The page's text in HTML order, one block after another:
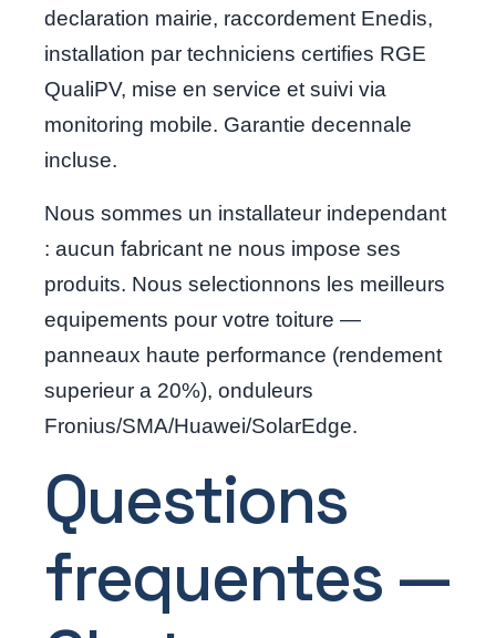
declaration mairie, raccordement Enedis,
installation par techniciens certifies RGE
QualiPV, mise en service et suivi via
monitoring mobile. Garantie decennale
incluse.
Nous sommes un installateur independant
: aucun fabricant ne nous impose ses
produits. Nous selectionnons les meilleurs
equipements pour votre toiture —
panneaux haute performance (rendement
superieur a 20%), onduleurs
Fronius/SMA/Huawei/SolarEdge.
Questions
frequentes —